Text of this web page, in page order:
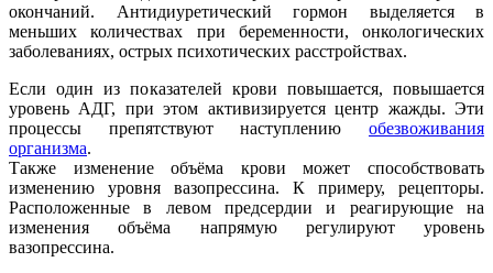
окончаний. Антидиуретический гормон выделяется в
меньших количествах при беременности, онкологических
заболеваниях, острых психотических расстройствах.
Если один из показателей крови повышается, повышается
уровень АДГ, при этом активизируется центр жажды. Эти
процессы препятствуют наступлению обезвоживания
организма.
Также изменение объёма крови может способствовать
изменению уровня вазопрессина. К примеру, рецепторы.
Расположенные в левом предсердии и реагирующие на
изменения объёма напрямую регулируют уровень
вазопрессина.